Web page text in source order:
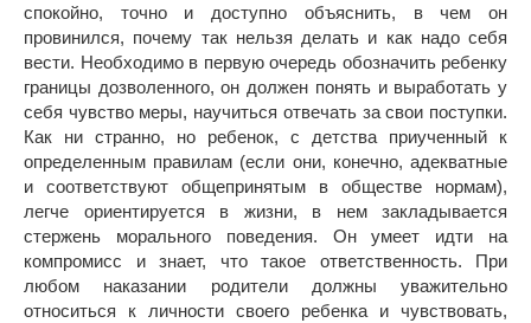
спокойно, точно и доступно объяснить, в чем он
провинился, почему так нельзя делать и как надо себя
вести. Необходимо в первую очередь обозначить ребенку
границы дозволенного, он должен понять и выработать у
себя чувство меры, научиться отвечать за свои поступки.
Как ни странно, но ребенок, с детства приученный к
определенным правилам (если они, конечно, адекватные
и соответствуют общепринятым в обществе нормам),
легче ориентируется в жизни, в нем закладывается
стержень морального поведения. Он умеет идти на
компромисс и знает, что такое ответственность. При
любом наказании родители должны уважительно
относиться к личности своего ребенка и чувствовать,